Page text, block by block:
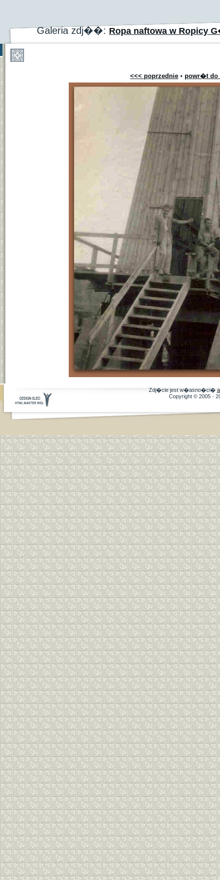
Galeria zdj��: Ropa naftowa w Ropicy
<<< poprzednie • powr�t do
Zdj�cie jest w�asno�ci�
Copyright © 2005 -